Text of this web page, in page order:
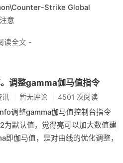
Strike Global
意
读全文 -
调整gamma伽马值指令
讯 暂无评论 4501 次阅读
调整gamma伽马值控制台指令
默认值，觉得亮可以加大数值建
伽马值，是对曲线的优化调整，